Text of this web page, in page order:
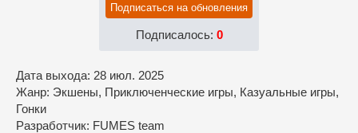
Подписаться на обновления
Подписалось: 0
Дата выхода: 28 июл. 2025
Жанр: Экшены, Приключенческие игры, Казуальные игры,
Гонки
Разработчик: FUMES team